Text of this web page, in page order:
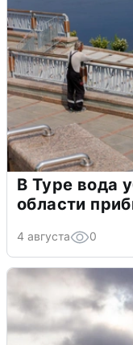
В Туре вода
области
4 августа 0